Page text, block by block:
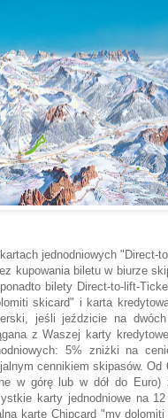
jednodniowych "Direct-
kupowania biletu w biurze
bilety Direct-to-lift-
skicard" i karta
jeśli jeździcie na
z Waszej karty
5% zniżki na
cennikiem skipasów. Od
w górę lub w dół do Euro)
karty jednodniowe na
kartę Chipcard "my